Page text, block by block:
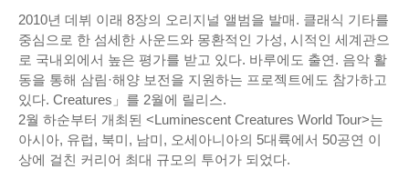
2010년 데뷔 이래 8장의 오리지널 앨범을 발매. 클래식 기타를
중심으로 한 섬세한 사운드와 몽환적인 가성, 시적인 세계관으
로 국내외에서 높은 평가를 받고 있다. 바루에도 출연. 음악 활
동을 통해 삼림·해양 보전을 지원하는 프로젝트에도 참가하고
있다. Creatures」를 2월에 릴리스.
2월 하순부터 개최된 <Luminescent Creatures World Tour>는
아시아, 유럽, 북미, 남미, 오세아니아의 5대륙에서 50공연 이
상에 걸친 커리어 최대 규모의 투어가 되었다.